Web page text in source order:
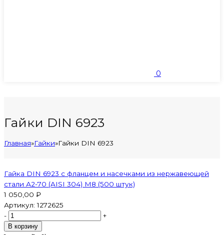
0
Гайки DIN 6923
Главная»Гайки»Гайки DIN 6923
Гайка DIN 6923 с фланцем и насечками из нержавеющей
стали А2-70 (AISI 304) M8 (500 штук)
1 050,00 ₽
Артикул:1272625
-
+
В корзину